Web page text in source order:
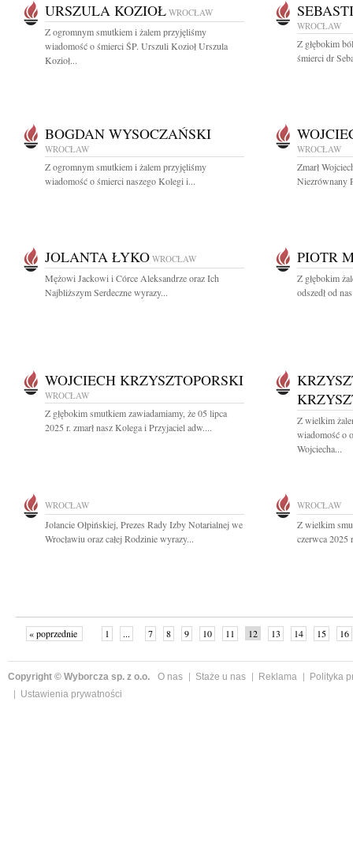
URSZULA KOZIOŁ WROCŁAW
Z ogromnym smutkiem i żalem przyjęliśmy
wiadomość o śmierci ŚP. Urszuli Kozioł Urszula
Kozioł...
WROCŁAW
Z głębokim
śmierci dr
BOGDAN WYSOCZAŃSKI
WROCŁAW
Z ogromnym smutkiem i żalem przyjęliśmy
wiadomość o śmierci naszego Kolegi i...
WROCŁAW
Zmarł
Niezrównany
JOLANTA ŁYKO WROCŁAW
Mężowi Jackowi i Córce Aleksandrze oraz Ich
Najbliższym Serdeczne wyrazy...
PIOTR
Z głębokim
odszedł od
WOJCIECH KRZYSZTOPORSKI
WROCŁAW
Z głębokim smutkiem zawiadamiamy, że 05 lipca
2025 r. zmarł nasz Kolega i Przyjaciel adw....
Z wielkim
wiadomość o
Wojciecha...
WROCŁAW
Jolancie Ołpińskiej, Prezes Rady Izby Notarialnej we
Wrocławiu oraz całej Rodzinie wyrazy...
WROCŁAW
Z wielkim
czerwca 2025
« poprzednie 1 ... 7 8 9 10 11 12 13 14 15 16
Copyright © Wyborcza sp. z o.o. O nas Staże u nas Reklama
Polityka
Ustawienia prywatności